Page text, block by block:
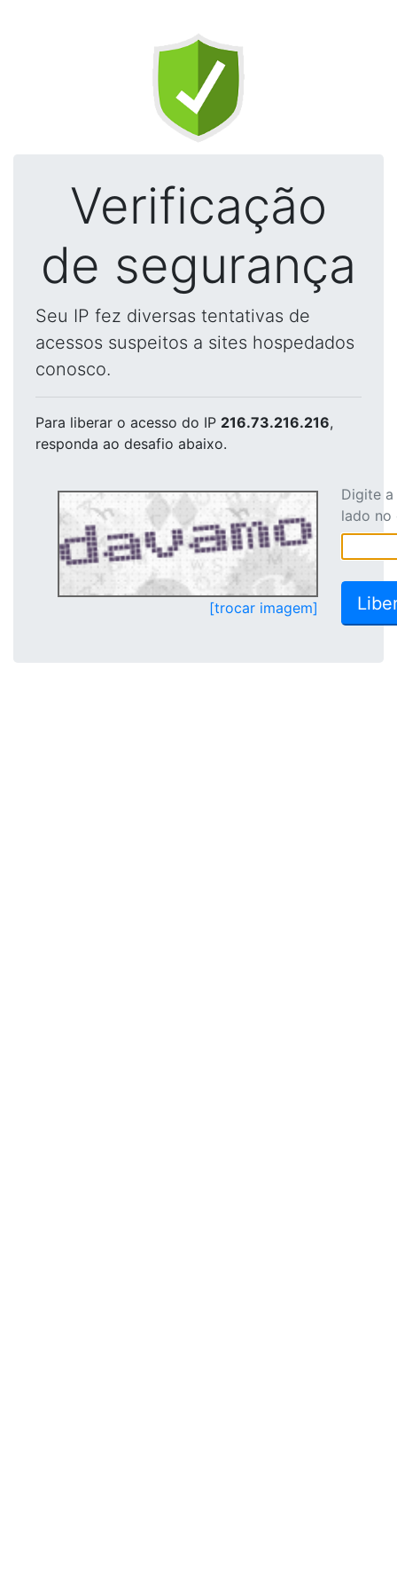
Verificação
de segurança
Seu IP fez diversas tentativas de
acessos suspeitos a sites hospedados
conosco.
Para liberar o acesso do IP 216.73.216.216,
responda ao desafio abaixo.
[trocar imagem]
Digite
lado no